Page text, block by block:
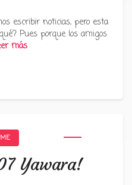
escribir noticias, pero esta
Pues porque los amigos
más
Yawara!